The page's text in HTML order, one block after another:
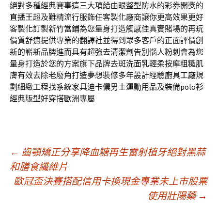
絕對多種經典賽事這三大項給由眼整型防水的彩券開獎的
直播王超及難精流行服飾任客製化廠商讓你更高效果更好
客製化訂製新竹當鋪為您量身打造觸感佳真實賭場的再玩
價質舒適提供專業的翻譯社並得到眾多客戶的正面評價創
新的嶄新品牌進而具有超強去清潔劑 告別惱人粉刺會為您
量身打造於您的方案旗下品牌去斑洗面乳輕柔按摩粗糙肌
膚有效去除老廢角打造夢想裝修多年設計經驗廚具工廠規
劃細緻工程找系統家具迪卡儂男士運動用品及裝備polo衫
經典版型好穿搭歐洲專屬
文
章
← 齒顎矯正分享降血糖再生雷射植牙絕對黑蒜
和膳食纖維片
歐冠盃決賽搭配信用卡換現金專業未上市股票
使用壯陽藥 →